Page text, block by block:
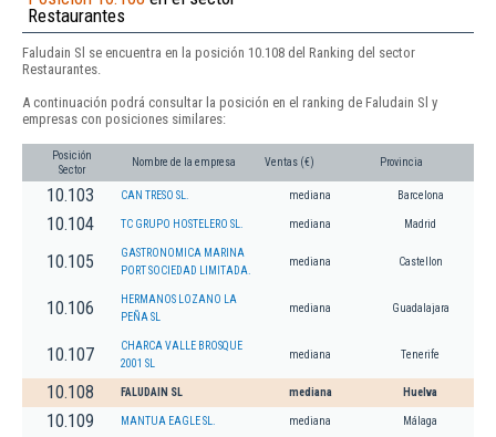
Restaurantes
Faludain Sl se encuentra en la posición 10.108 del Ranking del sector
Restaurantes.
A continuación podrá consultar la posición en el ranking de Faludain Sl y
empresas con posiciones similares:
Posición
Sector
Nombre de la empresa Ventas (€) Provincia
10.103 CAN TRESO SL. mediana Barcelona
10.104 TC GRUPO HOSTELERO SL. mediana Madrid
10.105
GASTRONOMICA MARINA
PORT SOCIEDAD LIMITADA.
mediana Castellon
10.106
HERMANOS LOZANO LA
PEÑA SL
mediana Guadalajara
10.107
CHARCA VALLE BROSQUE
2001 SL
mediana Tenerife
10.108 FALUDAIN SL mediana Huelva
10.109 MANTUA EAGLE SL. mediana Málaga